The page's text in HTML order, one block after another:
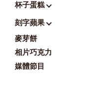
杯子蛋糕
刻字蘋果
麥芽餅
相片巧克力
媒體節目